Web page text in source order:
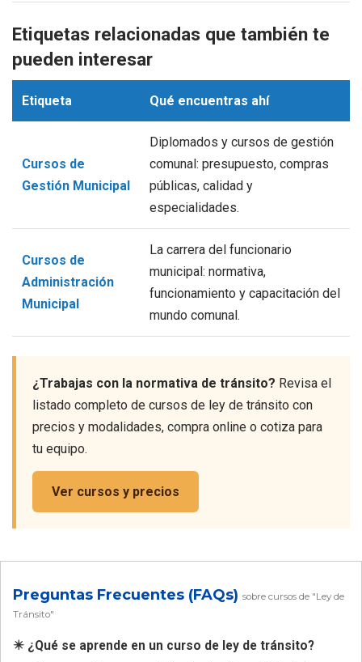
Etiquetas relacionadas que también te
pueden interesar
Etiqueta Qué encuentras ahí
Cursos de
Gestión Municipal
Diplomados y cursos de gestión
comunal: presupuesto, compras
públicas, calidad y
especialidades.
Cursos de
Administración
Municipal
La carrera del funcionario
municipal: normativa,
funcionamiento y capacitación del
mundo comunal.
¿Trabajas con la normativa de tránsito? Revisa el
listado completo de cursos de ley de tránsito con
precios y modalidades, compra online o cotiza para
tu equipo.
Ver cursos y precios
Preguntas Frecuentes (FAQs) sobre cursos de "Ley de
Tránsito"
✴️ ¿Qué se aprende en un curso de ley de tránsito?